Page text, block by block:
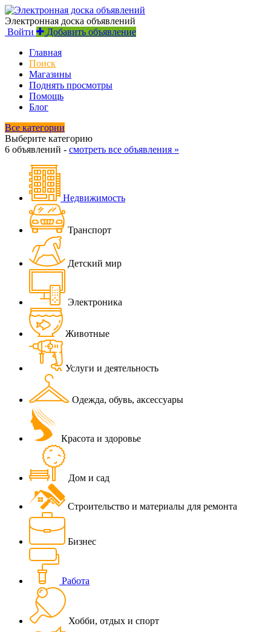
Электронная доска объявлений
Войти
Добавить объявление
Главная
Поиск
Магазины
Поднять просмотры
Помощь
Блог
Все категории
Выберите категорию
6 объявлений - смотреть все объявления »
Недвижимость
Транспорт
Детский мир
Электроника
Животные
Услуги и деятельность
Одежда, обувь, аксессуары
Красота и здоровье
Дом и сад
Строительство и материалы для ремонта
Бизнес
Работа
Хобби, отдых и спорт